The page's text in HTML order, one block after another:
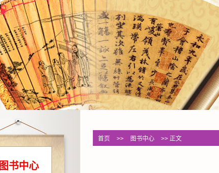
图书中心
首页 >> 图书中心 >> 正文